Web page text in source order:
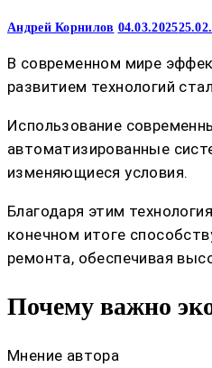
Андрей Корнилов 04.03.2025
В современном мире
развитием технологий
Использование
автоматизированные
изменяющиеся условия.
Благодаря этим
конечном итоге
ремонта, обеспечивая
Почему важно
Мнение автора